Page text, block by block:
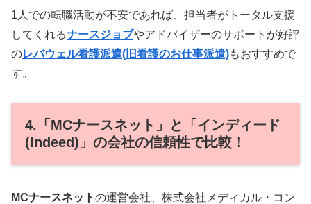
1人での転職活動が不安であれば、担当者がトータル支援
してくれるナースジョブやアドバイザーのサポートが好評
のレバウェル看護派遣(旧看護のお仕事派遣)もおすすめで
す。
4.「MCナースネット」と「インディード
(Indeed)」の会社の信頼性で比較！
MCナースネットの運営会社、株式会社メディカル・コン